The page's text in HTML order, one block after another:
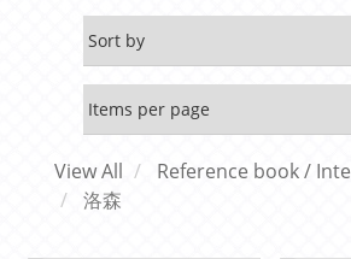
View All
Reference book /
洛森